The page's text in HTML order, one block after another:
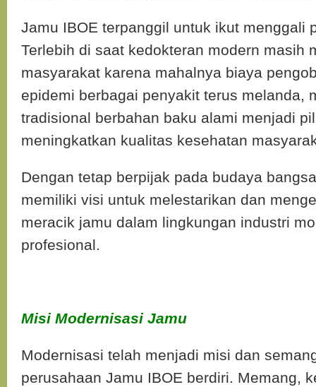
Jamu IBOE terpanggil untuk ikut menggali
Terlebih di saat kedokteran modern masih
masyarakat karena mahalnya biaya
epidemi berbagai penyakit terus melanda,
tradisional berbahan baku alami menjadi
meningkatkan kualitas kesehatan
Dengan tetap berpijak pada budaya
memiliki visi untuk melestarikan dan
meracik jamu dalam lingkungan industri
profesional.
Misi Modernisasi Jamu
Modernisasi telah menjadi misi dan
perusahaan Jamu IBOE berdiri. Memang,